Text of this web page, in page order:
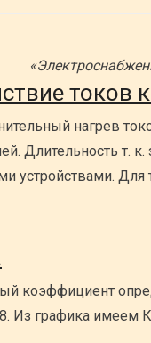
токов
нагрев
Длительность т.
устройствами. Для
коэффициент
Из графика имеем